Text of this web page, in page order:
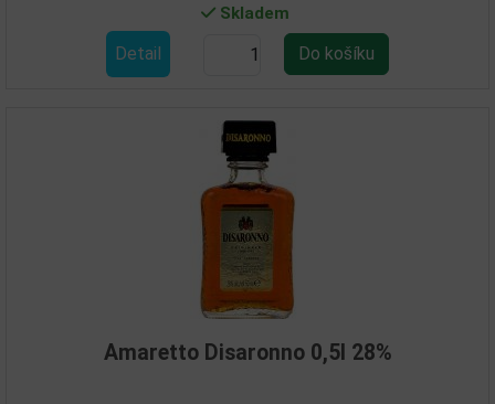
Skladem
Detail
Amaretto Disaronno 0,5l 28%